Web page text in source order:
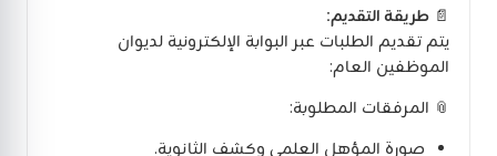
📄 طريقة التقديم:
يتم تقديم الطلبات عبر البوابة الإلكترونية لديوان
الموظفين العام:
📎 المرفقات المطلوبة:
صورة المؤهل العلمي وكشف الثانوية.